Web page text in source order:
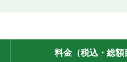
料金（税込・総額